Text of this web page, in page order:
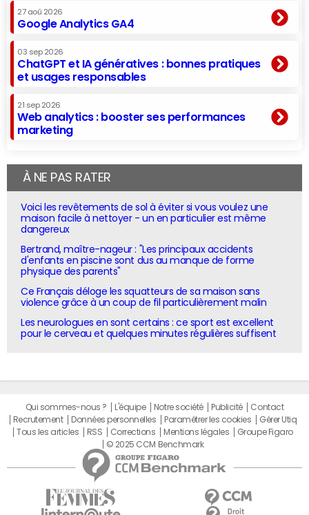
27 aoû 2026
Google Analytics GA4
03 sep 2026
ChatGPT et IA génératives : bonnes pratiques
et usages responsables
21 sep 2026
Web analytics : booster ses performances
marketing
À NE PAS RATER
Voici les revêtements de sol à éviter si vous voulez une
maison facile à nettoyer - un en particulier est même
dangereux
Bertrand, maître-nageur : "Les principaux accidents
d'enfants en piscine sont dus au manque de forme
physique des parents"
Ce Français déloge les squatteurs de sa maison sans
violence grâce à un coup de fil particulièrement malin
Les neurologues en sont certains : ce sport est excellent
pour le cerveau et quelques minutes régulières suffisent
Qui sommes-nous ? L'équipe Notre société Publicité
Contact
Recrutement
Données personnelles Paramétrer les cookies
Gérer Utiq
Tous les articles
RSS Corrections Mentions légales
Groupe Figaro
© 2025 CCM Benchmark